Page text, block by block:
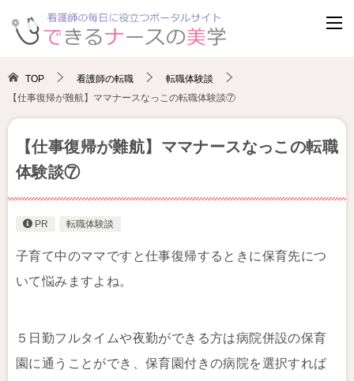
TOP 看護師の転職
転職体験談
【仕事復帰が難航】ママナースなっこの転職体験談⑦
【仕事復帰が難航】ママナースなっこの転職
体験談⑦
PR 転職体験談
子育て中のママですと仕事復帰するときに保育先につ
いて悩みますよね。
５日勤フルタイムや夜勤ができる方は病院併設の保育
園に通うことができ、保育園付きの病院を選択すれば